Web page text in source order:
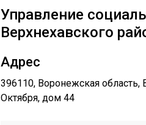
Управление
Верхнехавского
Адрес
396110, Воронежская область,
Октября, дом 44